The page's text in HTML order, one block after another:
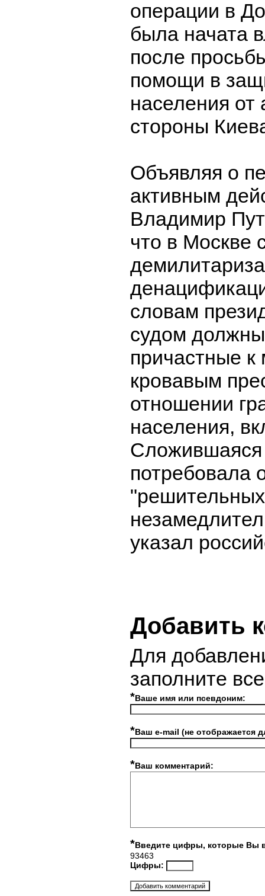
операции в
была начата
после
помощи в
населения от
стороны
Объявляя о
активным
Владимир
что в Москве
словам
судом
причастные
кровавым
отношении
населения,
Сложившаяся
потребовала
указал
Добавить
Для
заполните
*Ваше имя или псевдоним:
*Ваш e-mail (не отображается
*Ваш комментарий:
*Введите цифры, которые Вы
93463
Цифры: